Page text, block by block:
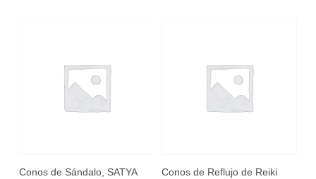
Conos de Sándalo, SATYA
Conos de Reflujo de Reiki